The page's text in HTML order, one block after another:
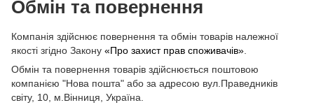
Обмін та повернення
Компанія здійснює повернення та обмін товарів належної
якості згідно Закону «Про захист прав споживачів»
Обмін та повернення товарів здійснюється поштовою
компанією "Нова пошта" або за адресою вул.Праведників
світу, 10, м.Вінниця, Україна.